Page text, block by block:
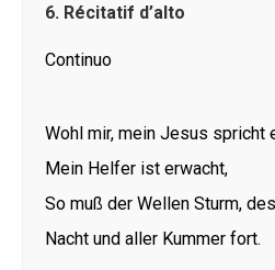
6. Récitatif d’alto
Continuo
Wohl mir, mein Jesus spricht
Mein Helfer ist erwacht,
So muß der Wellen Sturm,
Nacht und aller Kummer fort.